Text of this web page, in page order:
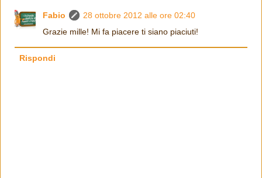
Fabio
28 ottobre 2012 alle ore 02:40
Grazie mille! Mi fa piacere ti siano piaciuti!
Rispondi